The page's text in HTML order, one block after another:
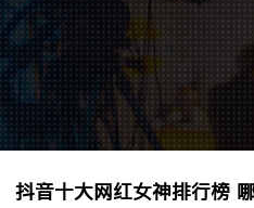
抖音十大网红女神排行榜